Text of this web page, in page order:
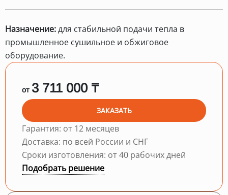
Назначение:для стабильной подачи тепла в
промышленное сушильное и обжиговое
оборудование.
от 3 711 000 ₸
ЗАКАЗАТЬ
Гарантия: от 12 месяцев
Доставка: по всей России и СНГ
Сроки изготовления: от 40 рабочих дней
Подобрать решение